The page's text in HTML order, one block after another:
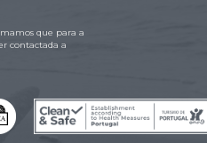
que para a
contactada a